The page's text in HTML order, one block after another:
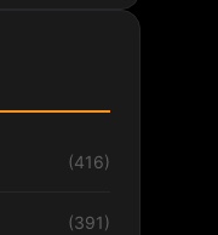
(416)
(391)